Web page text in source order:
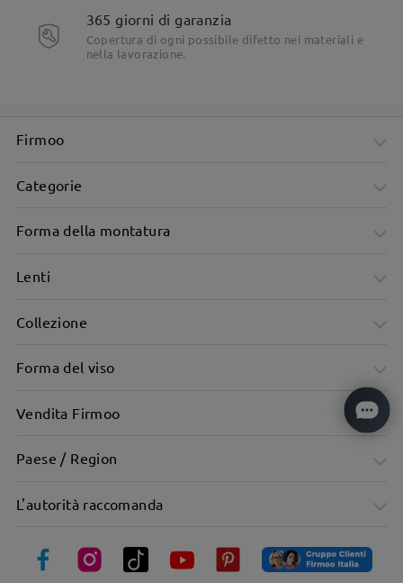
Simpatici e rotondi nodi a fiocco su entrambi i lati delle
tempie.
Una fusione perfetta tra street cool ed estetica femminile
365 giorni di garanzia
Copertura di ogni possibile difetto nei materiali e
nella lavorazione.
Firmoo
Categorie
Forma della montatura
Lenti
Collezione
Forma del viso
Vendita Firmoo
Paese / Region
L'autorità raccomanda